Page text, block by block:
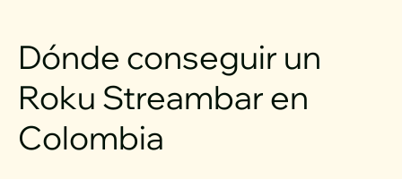
Dónde conseguir un
Roku Streambar en
Colombia